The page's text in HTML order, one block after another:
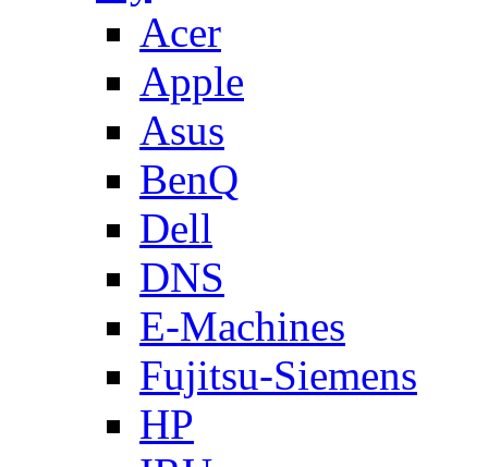
Acer
Apple
Asus
BenQ
Dell
DNS
E-Machines
Fujitsu-Siemens
HP